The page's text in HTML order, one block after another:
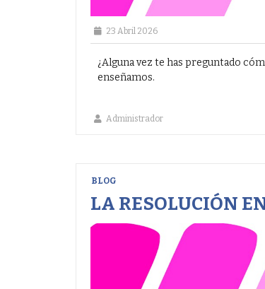
Administrador
23 Abril 2026
¿Alguna vez te has preguntado
enseñamos.
LA RESOLUCIÓN
BLOG